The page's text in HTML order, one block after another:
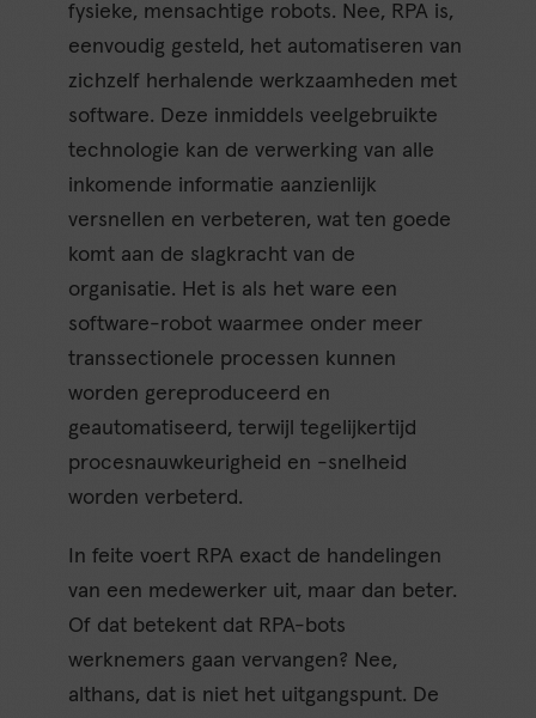
fysieke, mensachtige robots. Nee, RPA is,
eenvoudig gesteld, het automatiseren van
zichzelf herhalende werkzaamheden met
software. Deze inmiddels veelgebruikte
technologie kan de verwerking van alle
inkomende informatie aanzienlijk
versnellen en verbeteren, wat ten goede
komt aan de slagkracht van de
organisatie. Het is als het ware een
software-robot waarmee onder meer
transsectionele processen kunnen
worden gereproduceerd en
geautomatiseerd, terwijl tegelijkertijd
procesnauwkeurigheid en -snelheid
worden verbeterd.
In feite voert RPA exact de handelingen
van een medewerker uit, maar dan beter.
Of dat betekent dat RPA-bots
werknemers gaan vervangen? Nee,
althans, dat is niet het uitgangspunt. De